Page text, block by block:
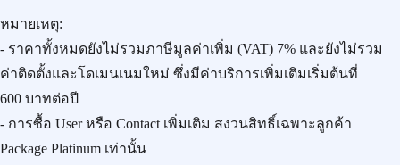
หมายเหตุ:
- ราคาทั้งหมดยังไม่รวมภาษีมูลค่าเพิ่ม (VAT) 7% และยังไม่รวม
ค่าติดตั้งและโดเมนเนมใหม่ ซึ่งมีค่าบริการเพิ่มเติมเริ่มต้นที่
600 บาทต่อปี
- การซื้อ User หรือ Contact เพิ่มเติม สงวนสิทธิ์เฉพาะลูกค้า
Package Platinum เท่านั้น